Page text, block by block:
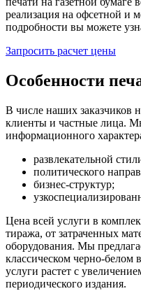
реализация на офсетной и
подробности вы можете
Запросить расчет цены
Особенности
В числе наших заказчиков
клиенты и частные лица.
информационного
развлекательной
политического
бизнес-структур;
Цена всей услуги в
тиража, от затраченных
оборудования. Мы
классическом черно-белом
услуги растет с
периодического издания.